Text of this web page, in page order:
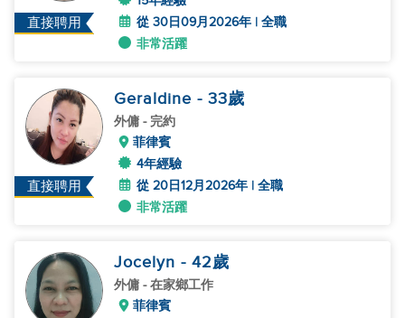
直接聘用
從 30日09月2026年 | 全職
非常活躍
直接聘用
Geraldine - 33歲
外傭 - 完約
菲律賓
4年經驗
從 20日12月2026年 | 全職
非常活躍
Jocelyn - 42歲
外傭 - 在家鄉工作
菲律賓